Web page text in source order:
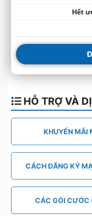
Hết
HỖ TRỢ VÀ
KHUYẾN MÃI
CÁCH ĐĂNG KÝ
CÁC GÓI CƯỚC